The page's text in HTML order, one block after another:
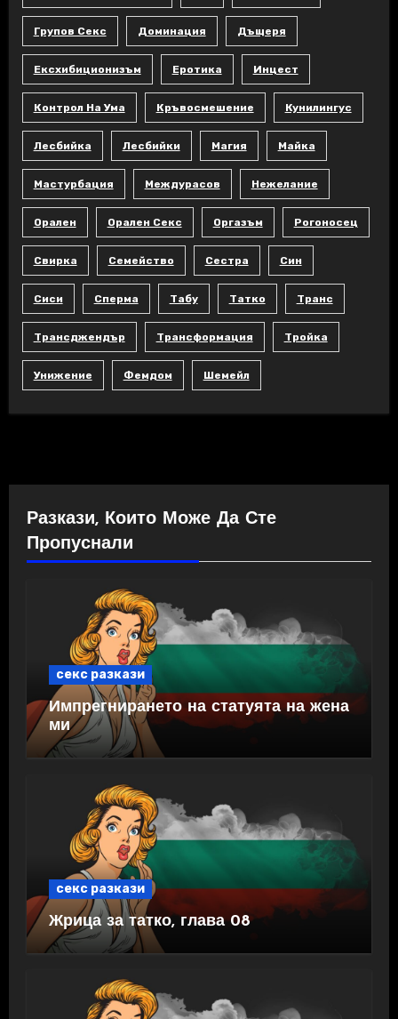
Групов Секс Доминация Дъщеря
Ексхибиционизъм Еротика Инцест
Контрол На Ума Кръвосмешение Кунилингус
Лесбийка Лесбийки Магия Майка
Мастурбация Междурасов Нежелание
Орален Орален Секс Оргазъм Рогоносец
Свирка Семейство Сестра Син
Сиси Сперма Табу Татко Транс
Трансджендър Трансформация Тройка
Унижение Фемдом Шемейл
Разкази, Които Може Да Сте
Пропуснали
секс разкази
Импрегнирането на статуята на жена
ми
секс разкази
Жрица за татко, глава 08